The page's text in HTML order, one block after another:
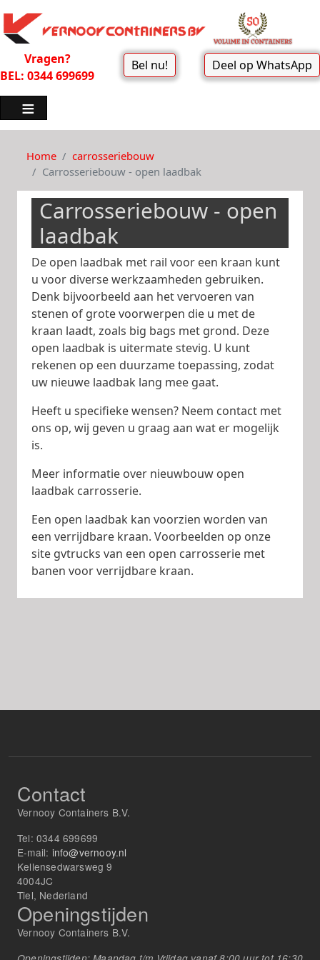
Vragen?
BEL: 0344 699699
Bel nu! Deel op WhatsApp
Home
carrosseriebouw
Carrosseriebouw - open laadbak
Carrosseriebouw - open
laadbak
De open laadbak met rail voor een kraan kunt
u voor diverse werkzaamheden gebruiken.
Denk bijvoorbeeld aan het vervoeren van
stenen of grote voorwerpen die u met de
kraan laadt, zoals big bags met grond. Deze
open laadbak is uitermate stevig. U kunt
rekenen op een duurzame toepassing, zodat
uw nieuwe laadbak lang mee gaat.
Heeft u specifieke wensen? Neem contact met
ons op, wij geven u graag aan wat er mogelijk
is.
Meer informatie over nieuwbouw open
laadbak carrosserie.
Een open laadbak kan voorzien worden van
een verrijdbare kraan. Voorbeelden op onze
site gvtrucks van een open carrosserie met
banen voor verrijdbare kraan.
Contact
Vernooy Containers B.V.
Tel: 0344 699699
E-mail: info@vernooy.nl
Kellensedwarsweg 9
4004JC
Tiel, Nederland
Openingstijden
Vernooy Containers B.V.